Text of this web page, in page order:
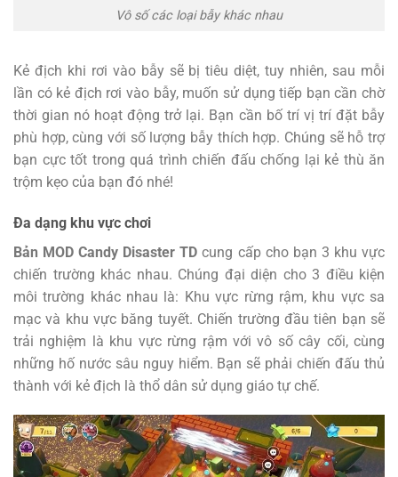
Vô số các loại bẫy khác nhau
Kẻ địch khi rơi vào bẫy sẽ bị tiêu diệt, tuy nhiên, sau mỗi
lần có kẻ địch rơi vào bẫy, muốn sử dụng tiếp bạn cần chờ
thời gian nó hoạt động trở lại. Bạn cần bố trí vị trí đặt bẫy
phù hợp, cùng với số lượng bẫy thích hợp. Chúng sẽ hỗ trợ
bạn cực tốt trong quá trình chiến đấu chống lại kẻ thù ăn
trộm kẹo của bạn đó nhé!
Đa dạng khu vực chơi
Bản MOD Candy Disaster TDcung cấp cho bạn 3 khu vực
chiến trường khác nhau. Chúng đại diện cho 3 điều kiện
môi trường khác nhau là: Khu vực rừng rậm, khu vực sa
mạc và khu vực băng tuyết. Chiến trường đầu tiên bạn sẽ
trải nghiệm là khu vực rừng rậm với vô số cây cối, cùng
những hố nước sâu nguy hiểm. Bạn sẽ phải chiến đấu thủ
thành với kẻ địch là thổ dân sử dụng giáo tự chế.